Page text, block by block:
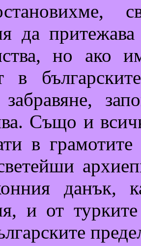
да
но ако
в
Също и
в
данък,
и от